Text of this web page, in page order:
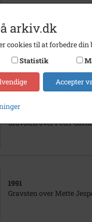
1991
1991
Gravsten over Peter
1991
Gravsten over Mette
arkiv.dk
cookies til at forbedre
Statistik
Accepter